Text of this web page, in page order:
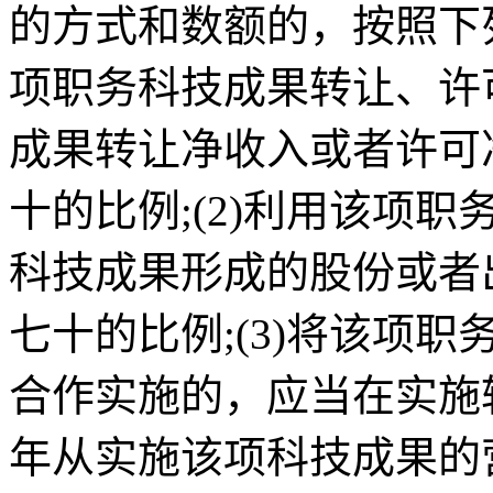
的方式和数额的，按照
项职务科技成果转让、
成果转让净收入或者许
十的比例;(2)利用该项职
科技成果形成的股份或
七十的比例;(3)将该项职
合作实施的，应当在实
年从实施该项科技成果